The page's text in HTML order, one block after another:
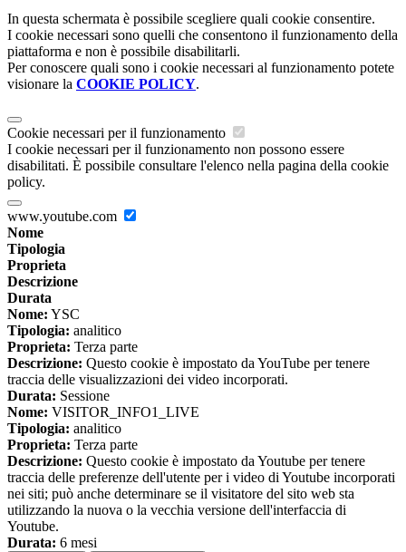
In questa schermata è possibile scegliere quali cookie consentire.
I cookie necessari sono quelli che consentono il funzionamento della
piattaforma e non è possibile disabilitarli.
Per conoscere quali sono i cookie necessari al funzionamento potete
visionare la COOKIE POLICY.
Cookie necessari per il funzionamento
I cookie necessari per il funzionamento non possono essere
disabilitati. È possibile consultare l'elenco nella pagina della cookie
policy.
www.youtube.com
Nome
Tipologia
Proprieta
Descrizione
Durata
Nome: YSC
Tipologia: analitico
Proprieta: Terza parte
Descrizione: Questo cookie è impostato da YouTube per tenere
traccia delle visualizzazioni dei video incorporati.
Durata: Sessione
Nome: VISITOR_INFO1_LIVE
Tipologia: analitico
Proprieta: Terza parte
Descrizione: Questo cookie è impostato da Youtube per tenere
traccia delle preferenze dell'utente per i video di Youtube incorporati
nei siti; può anche determinare se il visitatore del sito web sta
utilizzando la nuova o la vecchia versione dell'interfaccia di
Youtube.
Durata: 6 mesi